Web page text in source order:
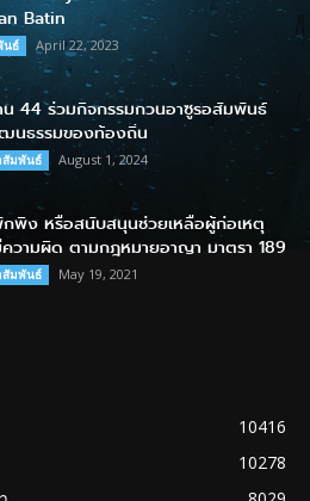
Batin
นธ์ April 22, 2023
น 44 ร่วมกิจกรรมกวนอาซูรอสัมพันธ์
นธรรมของท้องถิ่น
สัมพันธ์ August 1, 2024
กพิง หรือสนับสนุนช่วยเหลือผู้ก่อเหตุ
วามผิด ตามกฎหมายอาญา มาตรา 189
สัมพันธ์ May 19, 2021
10416
10278